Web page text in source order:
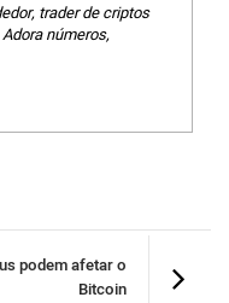
trader de criptos
números,
podem afetar o
Bitcoin